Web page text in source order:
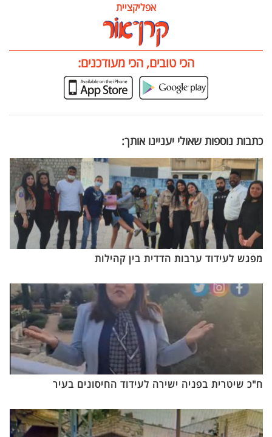
אפליקציית
הכי טובים, הכי מעודכנים:
כתבות נוספות שאולי יעניינו אותך:
מפגש לעידוד ערבות הדדית בין קהילות
ח"כ שיטרית בפניה ישירה לעידוד החיסונים בעיר